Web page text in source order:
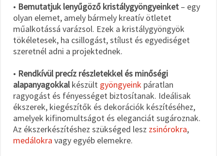
• Bemutatjuk lenyűgöző kristálygyöngyeinket – egy
olyan elemet, amely bármely kreatív ötletet
műalkotássá varázsol. Ezek a kristálygyöngyök
tökéletesek, ha csillogást, stílust és egyediséget
szeretnél adni a projektednek.
• Rendkívül precíz részletekkel és minőségi
alapanyagokkal készült gyöngyeink páratlan
ragyogást és fényességet biztosítanak. Ideálisak
ékszerek, kiegészítők és dekorációk készítéséhez,
amelyek kifinomultságot és eleganciát sugároznak.
Az ékszerkészítéshez szükséged lesz zsinórokra,
medálokra vagy egyéb elemekre.